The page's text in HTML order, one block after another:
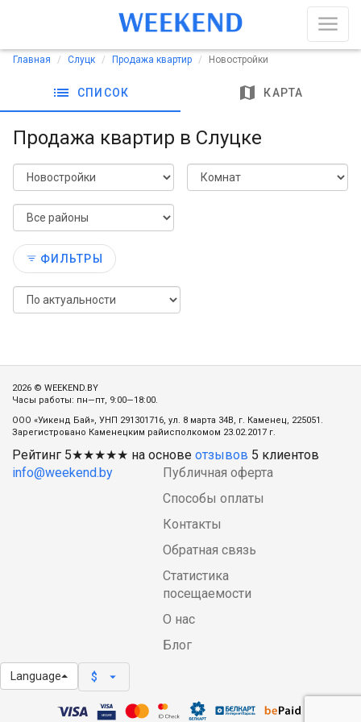
Главная Слуцк Продажа квартир Новостройки
list СПИСОК map КАРТА
Продажа квартир в Слуцке
ФИЛЬТРЫ
2026 © WEEKEND.BY
Часы работы: пн—пт, 9:00—18:00.
ООО «Уикенд Бай», УНП 291301716, ул. 8 марта 34В, г. Каменец, 225051.
Зарегистровано Каменецким райисполкомом 23.02.2017 г.
Рейтинг 5★★★★★ на основе отзывов 5 клиентов
info@weekend.by
Публичная оферта
Способы оплаты
Контакты
Обратная связь
Статистика
посещаемости
О нас
Блог
Language $ arrow_drop_down